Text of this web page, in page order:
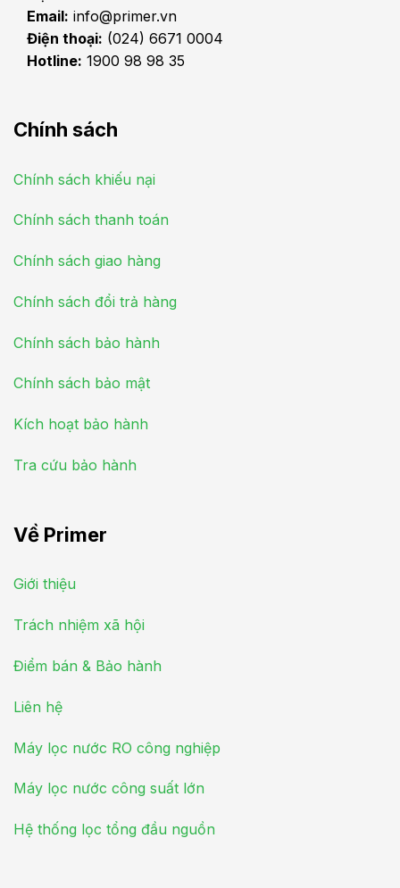
Email: info@primer.vn
Điện thoại: (024) 6671 0004
Hotline: 1900 98 98 35
Chính sách
Chính sách khiếu nại
Chính sách thanh toán
Chính sách giao hàng
Chính sách đổi trả hàng
Chính sách bảo hành
Chính sách bảo mật
Kích hoạt bảo hành
Tra cứu bảo hành
Về Primer
Giới thiệu
Trách nhiệm xã hội
Điểm bán & Bảo hành
Liên hệ
Máy lọc nước RO công nghiệp
Máy lọc nước công suất lớn
Hệ thống lọc tổng đầu nguồn